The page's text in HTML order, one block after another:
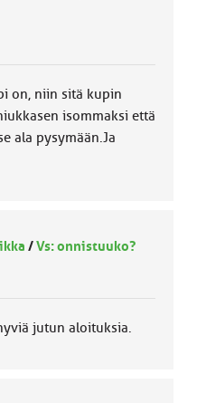
on, niin sitä kupin
isommaksi että
ala pysymään.Ja
/Vs: onnistuuko?
jutun aloituksia.